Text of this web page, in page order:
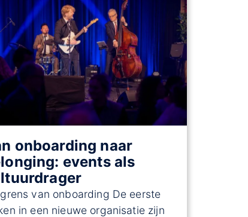
onboarding naar
events als
van onboarding De eerste
in een nieuwe organisatie zijn